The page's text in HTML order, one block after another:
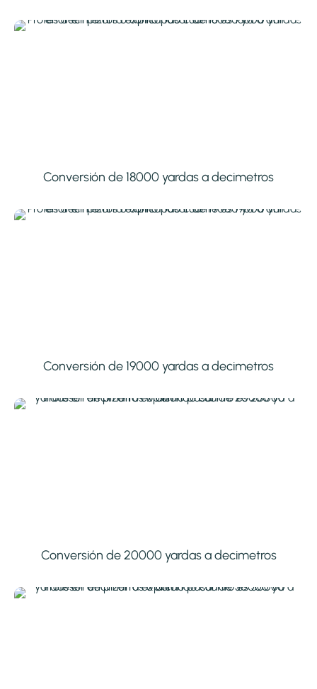
Conversión de 18000 yardas a decimetros
Conversión de 19000 yardas a decimetros
Conversión de 20000 yardas a decimetros